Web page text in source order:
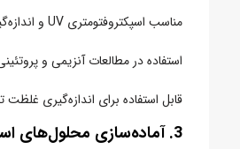
مناسب اسپکتروفتومتری UV و اندازه‌گیری جذب نور
استفاده در مطالعات آنزیمی و
قابل استفاده برای اندازه‌گیری
3. آماده‌سازی محلول‌های استاندارد